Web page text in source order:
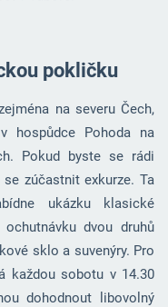
pokličku
na severu Čech,
hospůdce Pohoda na
Pokud byste se rádi
zúčastnit exkurze. Ta
ukázku klasické
dvou druhů
sklo a suvenýry. Pro
každou sobotu v 14.30
dohodnout libovolný